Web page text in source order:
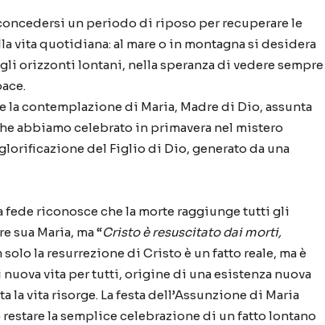
un periodo di riposo per recuperare le
vita quotidiana: al mare o in montagna si desidera
orizzonti lontani, nella speranza di vedere sempre
contemplazione di Maria, Madre di Dio, assunta
abbiamo celebrato in primavera nel mistero
del Figlio di Dio, generato da una
riconosce che la morte raggiunge tutti gli
sua Maria, ma “Cristo è resuscitato dai morti,
solo la resurrezione di Cristo è un fatto reale, ma è
vita per tutti, origine di una esistenza nuova
la vita risorge. La festa dell’Assunzione di Maria
la semplice celebrazione di un fatto lontano